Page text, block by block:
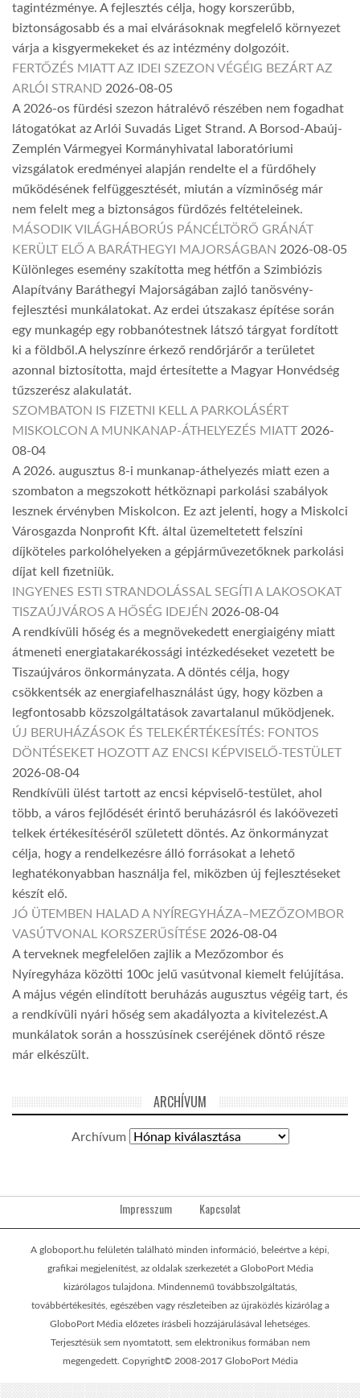
tagintézménye. A fejlesztés célja, hogy korszerűbb,
biztonságosabb és a mai elvárásoknak megfelelő környezet
várja a kisgyermekeket és az intézmény dolgozóit.
FERTŐZÉS MIATT AZ IDEI SZEZON VÉGÉIG BEZÁRT AZ
ARLÓI STRAND 2026-08-05
A 2026-os fürdési szezon hátralévő részében nem fogadhat
látogatókat az Arlói Suvadás Liget Strand. A Borsod-Abaúj-
Zemplén Vármegyei Kormányhivatal laboratóriumi
vizsgálatok eredményei alapján rendelte el a fürdőhely
működésének felfüggesztését, miután a vízminőség már
nem felelt meg a biztonságos fürdőzés feltételeinek.
MÁSODIK VILÁGHÁBORÚS PÁNCÉLTÖRŐ GRÁNÁT
KERÜLT ELŐ A BARÁTHEGYI MAJORSÁGBAN 2026-08-05
Különleges esemény szakította meg hétfőn a Szimbiózis
Alapítvány Baráthegyi Majorságában zajló tanösvény-
fejlesztési munkálatokat. Az erdei útszakasz építése során
egy munkagép egy robbanótestnek látszó tárgyat fordított
ki a földből.A helyszínre érkező rendőrjárőr a területet
azonnal biztosította, majd értesítette a Magyar Honvédség
tűzszerész alakulatát.
SZOMBATON IS FIZETNI KELL A PARKOLÁSÉRT
MISKOLCON A MUNKANAP-ÁTHELYEZÉS MIATT 2026-
08-04
A 2026. augusztus 8-i munkanap-áthelyezés miatt ezen a
szombaton a megszokott hétköznapi parkolási szabályok
lesznek érvényben Miskolcon. Ez azt jelenti, hogy a Miskolci
Városgazda Nonprofit Kft. által üzemeltetett felszíni
díjköteles parkolóhelyeken a gépjárművezetőknek parkolási
díjat kell fizetniük.
INGYENES ESTI STRANDOLÁSSAL SEGÍTI A LAKOSOKAT
TISZAÚJVÁROS A HŐSÉG IDEJÉN 2026-08-04
A rendkívüli hőség és a megnövekedett energiaigény miatt
átmeneti energiatakarékossági intézkedéseket vezetett be
Tiszaújváros önkormányzata. A döntés célja, hogy
csökkentsék az energiafelhasználást úgy, hogy közben a
legfontosabb közszolgáltatások zavartalanul működjenek.
ÚJ BERUHÁZÁSOK ÉS TELEKÉRTÉKESÍTÉS: FONTOS
DÖNTÉSEKET HOZOTT AZ ENCSI KÉPVISELŐ-TESTÜLET
2026-08-04
Rendkívüli ülést tartott az encsi képviselő-testület, ahol
több, a város fejlődését érintő beruházásról és lakóövezeti
telkek értékesítéséről született döntés. Az önkormányzat
célja, hogy a rendelkezésre álló forrásokat a lehető
leghatékonyabban használja fel, miközben új fejlesztéseket
készít elő.
JÓ ÜTEMBEN HALAD A NYÍREGYHÁZA–MEZŐZOMBOR
VASÚTVONAL KORSZERŰSÍTÉSE 2026-08-04
A terveknek megfelelően zajlik a Mezőzombor és
Nyíregyháza közötti 100c jelű vasútvonal kiemelt felújítása.
A május végén elindított beruházás augusztus végéig tart, és
a rendkívüli nyári hőség sem akadályozta a kivitelezést.A
munkálatok során a hosszúsínek cseréjének döntő része
már elkészült.
ARCHÍVUM
Archívum
Impresszum Kapcsolat
A globoport.hu felületén található minden információ, beleértve a képi,
grafikai megjelenítést, az oldalak szerkezetét a GloboPort Média
kizárólagos tulajdona. Mindennemű továbbszolgáltatás,
továbbértékesítés, egészében vagy részleteiben az újraközlés kizárólag a
GloboPort Média előzetes írásbeli hozzájárulásával lehetséges.
Terjesztésük sem nyomtatott, sem elektronikus formában nem
megengedett. Copyright© 2008-2017 GloboPort Média